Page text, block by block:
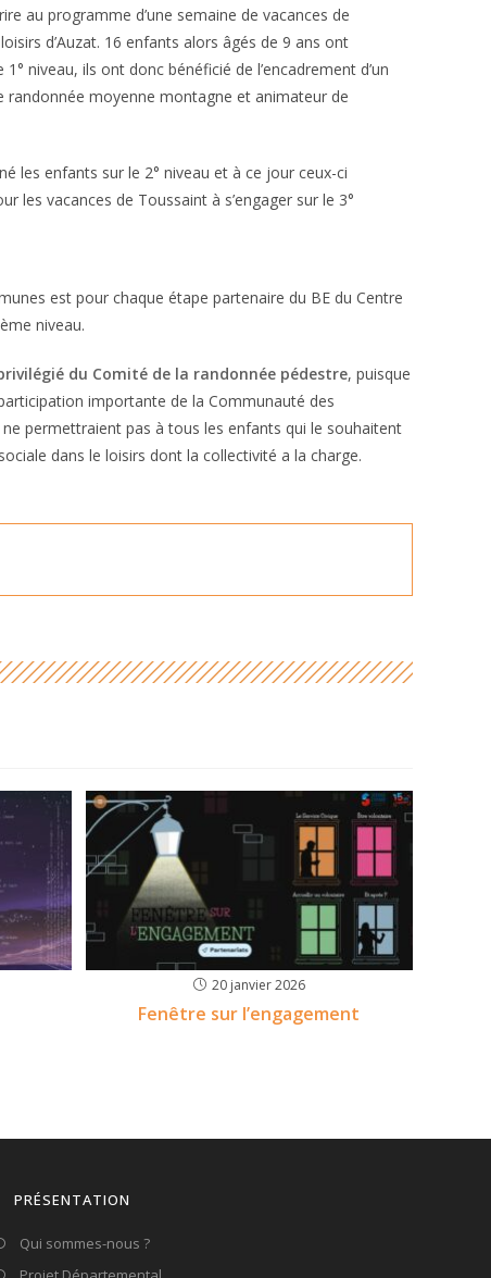
au programme d’une semaine de vacances de
d’Auzat. 16 enfants alors âgés de 9 ans ont
niveau, ils ont donc bénéficié de l’encadrement d’un
randonnée moyenne montagne et animateur de
les enfants sur le 2° niveau et à ce jour ceux-ci
les vacances de Toussaint à s’engager sur le 3°
est pour chaque étape partenaire du BE du Centre
niveau.
du Comité de la randonnée pédestre, puisque
importante de la Communauté des
permettraient pas à tous les enfants qui le souhaitent
dans le loisirs dont la collectivité a la charge.
20 janvier 2026
Fenêtre sur l’engagement
PRÉSENTATION
Qui sommes-nous ?